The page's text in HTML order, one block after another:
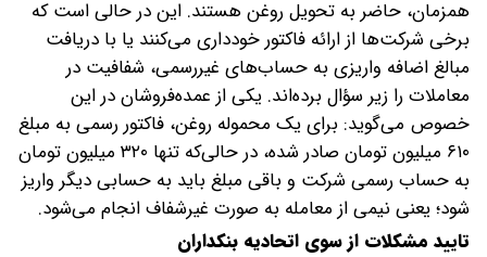
همزمان، حاضر به تحویل روغن هستند. این در حالی است که
برخی شرکت‌ها از ارائه فاکتور خودداری می‌کنند یا با دریافت
مبالغ اضافه واریزی به حساب‌های غیررسمی، شفافیت در
معاملات را زیر سؤال برده‌اند. یکی از عمده‌فروشان در این
خصوص می‌گوید: برای یک محموله روغن، فاکتور رسمی به مبلغ
۶۱۰ میلیون تومان صادر شده، در حالی‌که تنها ۳۲۰ میلیون تومان
به حساب رسمی شرکت و باقی مبلغ باید به حسابی دیگر واریز
شود؛ یعنی نیمی از معامله به صورت غیرشفاف انجام می‌شود.
تایید مشکلات از سوی اتحادیه بنکداران